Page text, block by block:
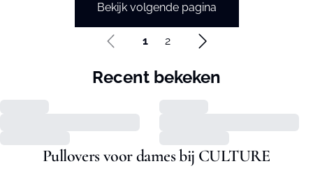
Bekijk volgende pagina
1 2
Recent bekeken
Pullovers voor dames bij CULTURE